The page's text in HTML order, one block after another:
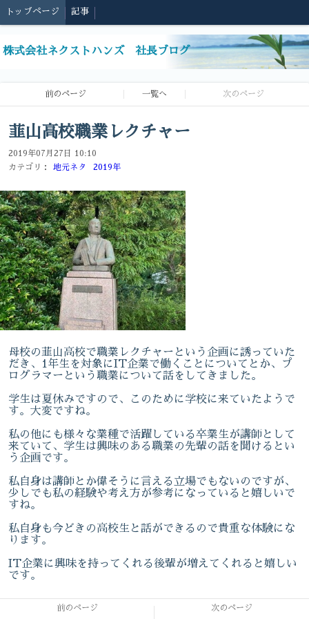
トップページ 記事
株式会社ネクストハンズ 社長ブログ
前のページ 一覧へ 次のページ
韮山高校職業レクチャー
2019年07月27日 10:10
カテゴリ：
地元ネタ 2019年
母校の韮山高校で職業レクチャーという企画に誘っていた
だき、1年生を対象にIT企業で働くことについてとか、プ
ログラマーという職業について話をしてきました。
学生は夏休みですので、このために学校に来ていたようで
す。大変ですね。
私の他にも様々な業種で活躍している卒業生が講師として
来ていて、学生は興味のある職業の先輩の話を聞けるとい
う企画です。
私自身は講師とか偉そうに言える立場でもないのですが、
少しでも私の経験や考え方が参考になっていると嬉しいで
すね。
私自身も今どきの高校生と話ができるので貴重な体験にな
ります。
IT企業に興味を持ってくれる後輩が増えてくれると嬉しい
です。
前のページ 次のページ